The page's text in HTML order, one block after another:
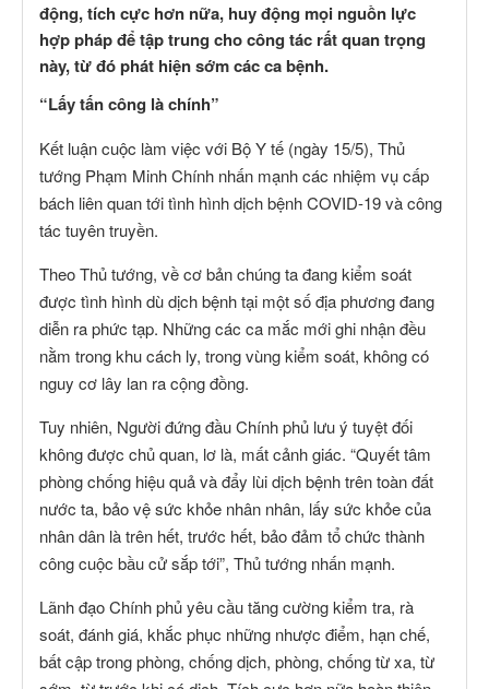
động, tích cực hơn nữa, huy động mọi nguồn lực
hợp pháp để tập trung cho công tác rất quan trọng
này, từ đó phát hiện sớm các ca bệnh.
“Lấy tấn công là chính”
Kết luận cuộc làm việc với Bộ Y tế (ngày 15/5), Thủ
tướng Phạm Minh Chính nhấn mạnh các nhiệm vụ cấp
bách liên quan tới tình hình dịch bệnh COVID-19 và công
tác tuyên truyền.
Theo Thủ tướng, về cơ bản chúng ta đang kiểm soát
được tình hình dù dịch bệnh tại một số địa phương đang
diễn ra phức tạp. Những các ca mắc mới ghi nhận đều
nằm trong khu cách ly, trong vùng kiểm soát, không có
nguy cơ lây lan ra cộng đồng.
Tuy nhiên, Người đứng đầu Chính phủ lưu ý tuyệt đối
không được chủ quan, lơ là, mất cảnh giác. “Quyết tâm
phòng chống hiệu quả và đẩy lùi dịch bệnh trên toàn đất
nước ta, bảo vệ sức khỏe nhân nhân, lấy sức khỏe của
nhân dân là trên hết, trước hết, bảo đảm tổ chức thành
công cuộc bầu cử sắp tới”, Thủ tướng nhấn mạnh.
Lãnh đạo Chính phủ yêu cầu tăng cường kiểm tra, rà
soát, đánh giá, khắc phục những nhược điểm, hạn chế,
bất cập trong phòng, chống dịch, phòng, chống từ xa, từ